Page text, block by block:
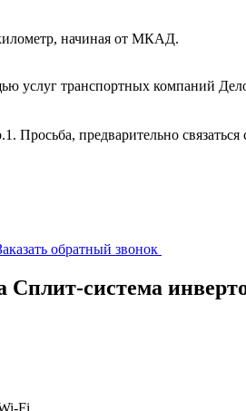
начиная от МКАД.
услуг транспортных компаний
Просьба, предварительно
обратный звонок
Сплит-система
Fi